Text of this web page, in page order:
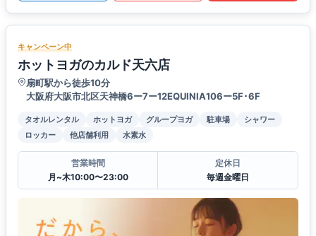
キャンペーン中
ホットヨガのカルド天六店
扇町駅から徒歩10分
大阪府大阪市北区天神橋6ー7ー12EQUINIA106ー5F･6F
タオルレンタル ホットヨガ グループヨガ 駐車場
シャワー
ロッカー
他店舗利用 水素水
営業時間
月~木10:00〜23:00
定休日
毎週金曜日